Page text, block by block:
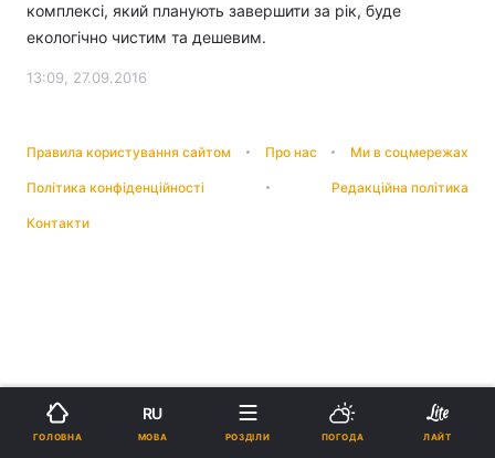
комплексі, який планують завершити за рік, буде
екологічно чистим та дешевим.
13:09, 27.09.2016
Правила користування сайтом Про нас Ми в соцмережах
Політика конфіденційності Редакційна політика
Контакти
ГОЛОВНА
RU
МОВА РОЗДІЛИ ПОГОДА ЛАЙТ